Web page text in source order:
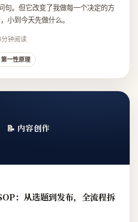
句。但它改变了我做每一个决定的方
到今天先做什么。
分钟阅读
第一性原理
📝 内容创作
：从选题到发布，全流程拆